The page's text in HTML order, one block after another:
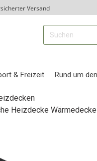
Versand
& Freizeit Rund um
Heizdecke